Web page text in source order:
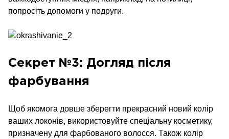
попросіть допомоги у подруги.
Секрет №3: Догляд після
фарбування
Щоб якомога довше зберегти прекрасний новий колір
ваших локонів, використовуйте спеціальну косметику,
призначену для фарбованого волосся. Також колір